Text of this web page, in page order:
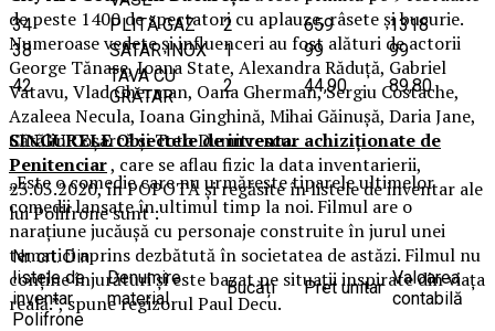
34 PLITĂ GAZ 2 659
1318
38
SATAR INOX 1 99
99
42
TAVA CU
GRĂTAR
2 44,90 89,80
SINGURELE Obiectele de inventar achiziționate de
Penitenciar, care se aflau fizic la data inventarierii,
23.03.2020, în POPOTĂ și regăsite în listele de inventar ale
lui Polifrone sunt :
Nr. crt. Din
listele de
inventar
Polifrone
Denumire
material
Bucăți Pret unitar Valoarea
contabilă
de peste 1400 de spectatori cu aplauze, râsete și bucurie.
Numeroase vedete și influenceri au fost alături de actorii
George Tănase, Ioana State, Alexandra Răduță, Gabriel
Vatavu, Vlad Gherman, Oana Gherman, Sergiu Costache,
Azaleea Necula, Ioana Ginghină, Mihai Găinușă, Daria Jane,
Cătălin Coșarcă și Toto Dumitrescu.
„Este o comedie care nu urmărește tiparele ultimelor
comedii lansate în ultimul timp la noi. Filmul are o
narațiune jucăușă cu personaje construite în jurul unei
tematici aprins dezbătută în societatea de astăzi. Filmul nu
conține înjurături și este bazat pe situații inspirate din viața
reală.”, spune regizorul Paul Decu.